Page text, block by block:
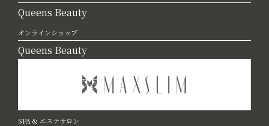
Queens Beauty
オンラインショップ
Queens Beauty
SPA & エステサロン